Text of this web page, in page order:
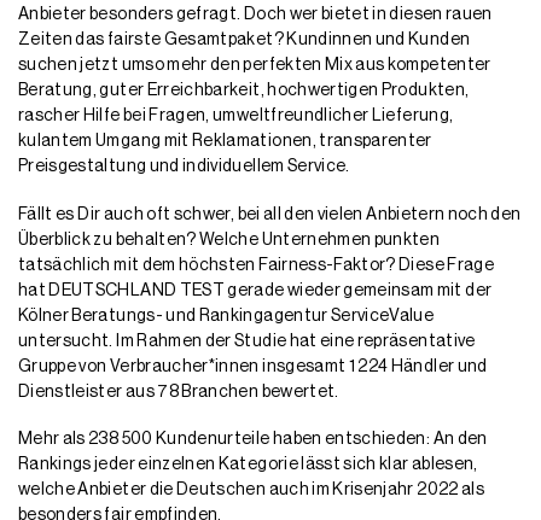
Anbieter besonders gefragt. Doch wer bietet in diesen rauen
Zeiten das fairste Gesamtpaket? Kundinnen und Kunden
suchen jetzt umso mehr den perfekten Mix aus kompetenter
Beratung, guter Erreichbarkeit, hochwertigen Produkten,
rascher Hilfe bei Fragen, umweltfreundlicher Lieferung,
kulantem Umgang mit Reklamationen, transparenter
Preisgestaltung und individuellem Service.
Fällt es Dir auch oft schwer, bei all den vielen Anbietern noch den
Überblick zu behalten? Welche Unternehmen punkten
tatsächlich mit dem höchsten Fairness-Faktor? Diese Frage
hat DEUTSCHLAND TEST gerade wieder gemeinsam mit der
Kölner Beratungs- und Rankingagentur ServiceValue
untersucht. Im Rahmen der Studie hat eine repräsentative
Gruppe von Verbraucher*innen insgesamt 1 224 Händler und
Dienstleister aus 78 Branchen bewertet.
Mehr als 238 500 Kundenurteile haben entschieden: An den
Rankings jeder einzelnen Kategorie lässt sich klar ablesen,
welche Anbieter die Deutschen auch im Krisenjahr 2022 als
besonders fair empfinden.